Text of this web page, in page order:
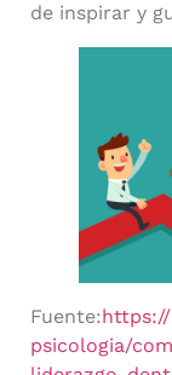
de inspirar y
Fuente:
psicologia/